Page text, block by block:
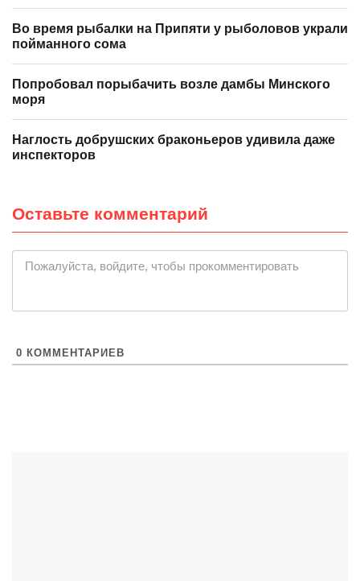
Во время рыбалки на Припяти у рыболовов украли
пойманного сома
Попробовал порыбачить возле дамбы Минского
моря
Наглость добрушских браконьеров удивила даже
инспекторов
Оставьте комментарий
Пожалуйста, войдите, чтобы прокомментировать
0 КОММЕНТАРИЕВ